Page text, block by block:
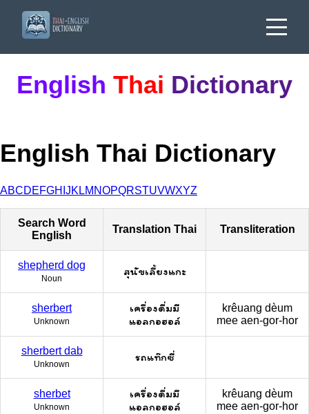
English Thai Dictionary
English Thai Dictionary
ABCDEFGH JK LM NOPQRSTUVWXYZ
Search Word
English
Translation Thai Transliteration
shepherd dog
Noun
สุนัขเลี้ยงแกะ
sherbert
Unknown
เครื่องดื่มมี
แอลกอฮอล์
krêuang dèum
mee aen-gor-hor
sherbert dab
Unknown
รถแท๊กซี่
sherbet
Unknown
เครื่องดื่มมี
แอลกอฮอล์
krêuang dèum
mee aen-gor-hor